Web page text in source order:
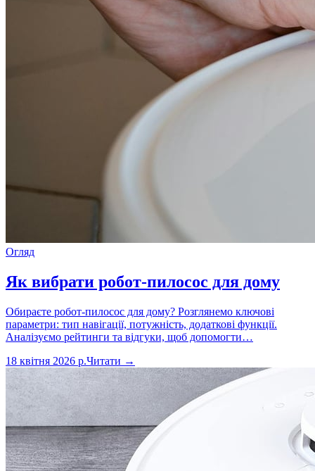
Огляд
Як вибрати робот-пилосос для дому
Обираєте робот-пилосос для дому? Розглянемо ключові
параметри: тип навігації, потужність, додаткові функції.
Аналізуємо рейтинги та відгуки, щоб допомогти…
18 квітня 2026 р.Читати →